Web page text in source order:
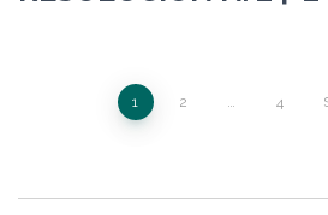
Paginación
1 2 … 4
u